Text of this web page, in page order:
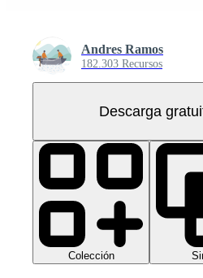
Andres Ramos
182.303 Recursos
Descarga
Colección